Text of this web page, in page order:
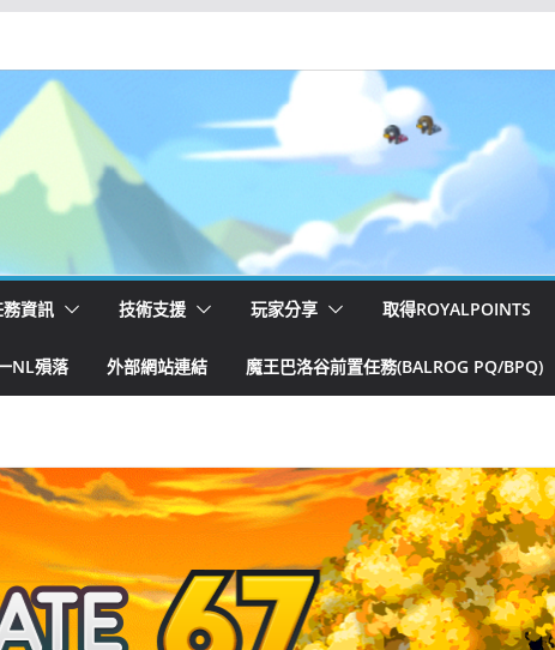
資訊 技術支援 玩家分享 取得ROYALPOINTS
NL殞落 外部網站連結 魔王巴洛谷前置任務(BALROG PQ/BPQ)